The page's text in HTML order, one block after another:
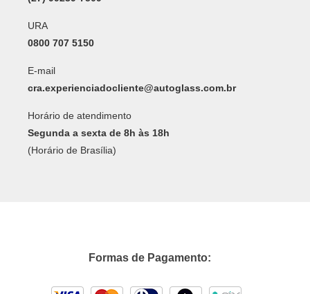
URA
0800 707 5150
E-mail
cra.experienciadocliente@autoglass.com.br
Horário de atendimento
Segunda a sexta de 8h às 18h
(Horário de Brasília)
Formas de Pagamento: